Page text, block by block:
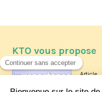
KTO vous propose
Article
Les